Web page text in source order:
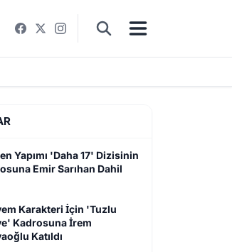
Yapımı 'Daha 17' Dizisinin
Emir Sarıhan Dahil
Karakteri İçin 'Tuzlu
Kadrosuna İrem
Katıldı